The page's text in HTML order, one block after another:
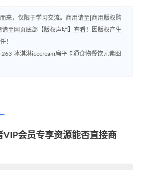
来，仅限于学习交流。商用请至[商用版权购
至网页底部【版权声明】查看！因版权产生
！
263-冰淇淋icecream扁平卡通食物餐饮元素图
VIP会员专享资源能否直接商